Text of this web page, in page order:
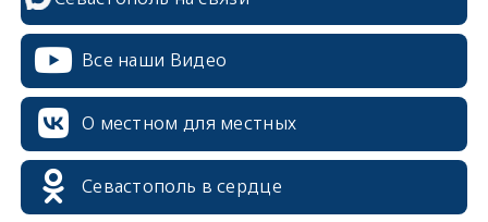
Все наши Видео
О местном для местных
Севастополь в сердце